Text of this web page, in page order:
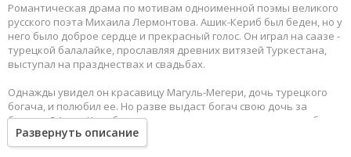
Романтическая драма по мотивам одноименной поэмы великого
русского поэта Михаила Лермонтова. Ашик-Кериб был беден, но у
него было доброе сердце и прекрасный голос. Он играл на саазе -
турецкой балалайке, прославляя древних витязей Туркестана,
выступал на празднествах и свадьбах.
Однажды увидел он красавицу Магуль-Мегери, дочь турецкого
богача, и полюбил ее. Но разве выдаст богач свою дочь за
бедняка? Ашик-Кериб поклялся семь лет странствовать, чтобы
нажить богатство или умереть. Если к назначенному сроку он не
вернется, Магуль-Мегери выйдет замуж за другого...
Развернуть описание